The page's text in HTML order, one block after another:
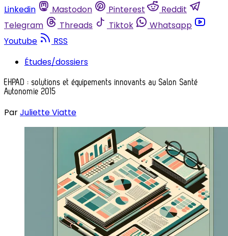
Linkedin
Mastodon Pinterest
Reddit
Telegram
Threads Tiktok
Whatsapp
Youtube
RSS
Études/dossiers
EHPAD : solutions et équipements innovants au Salon Santé
Autonomie 2015
ParJuliette Viatte